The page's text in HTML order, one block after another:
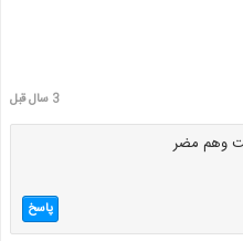
3 سال قبل
وهم مضر
پاسخ